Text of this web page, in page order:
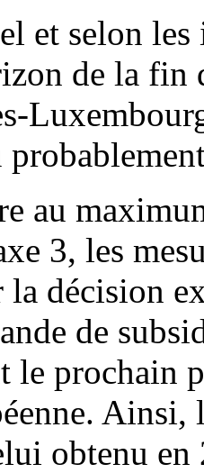
et selon
de la fin
au
3, les
la décision
de
le prochain
Ainsi,
obtenu en